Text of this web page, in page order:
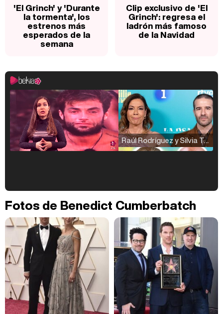
'El Grinch' y 'Durante
la tormenta', los
estrenos más
esperados de la
semana
Clip exclusivo de 'El
Grinch': regresa el
ladrón más famoso
de la Navidad
Raúl Rodríguez y Silvia Taulés nos cuentan su papel en 'La familia de la tele'
Carlota Corredera y Javier de Hoyos: "La tele tiene que representar al público también y aquí están todos los perfiles posibles&quo;
Fotos de Benedict Cumberbatch